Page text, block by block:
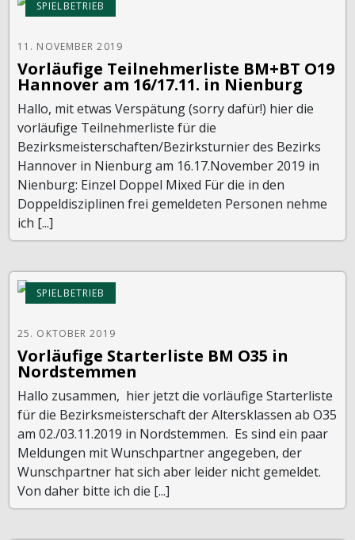
SPIELBETRIEB
11. NOVEMBER 2019
Vorläufige Teilnehmerliste BM+BT O19
Hannover am 16/17.11. in Nienburg
Hallo, mit etwas Verspätung (sorry dafür!) hier die
vorläufige Teilnehmerliste für die
Bezirksmeisterschaften/Bezirksturnier des Bezirks
Hannover in Nienburg am 16.17.November 2019 in
Nienburg: Einzel Doppel Mixed Für die in den
Doppeldisziplinen frei gemeldeten Personen nehme
ich [...]
SPIELBETRIEB
25. OKTOBER 2019
Vorläufige Starterliste BM O35 in
Nordstemmen
Hallo zusammen, hier jetzt die vorläufige Starterliste
für die Bezirksmeisterschaft der Altersklassen ab O35
am 02./03.11.2019 in Nordstemmen. Es sind ein paar
Meldungen mit Wunschpartner angegeben, der
Wunschpartner hat sich aber leider nicht gemeldet.
Von daher bitte ich die [...]